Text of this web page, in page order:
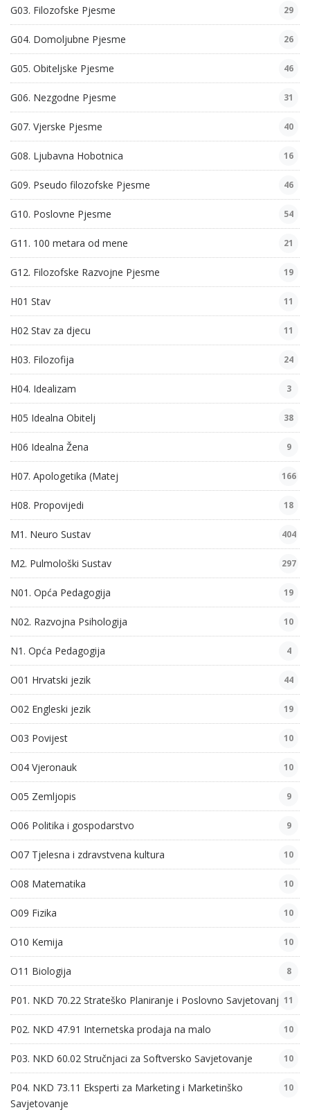
G03. Filozofske Pjesme 29
G04. Domoljubne Pjesme 26
G05. Obiteljske Pjesme 46
G06. Nezgodne Pjesme 31
G07. Vjerske Pjesme 40
G08. Ljubavna Hobotnica 16
G09. Pseudo filozofske Pjesme 46
G10. Poslovne Pjesme 54
G11. 100 metara od mene 21
G12. Filozofske Razvojne Pjesme 19
H01 Stav 11
H02 Stav za djecu 11
H03. Filozofija 24
H04. Idealizam 3
H05 Idealna Obitelj 38
H06 Idealna Žena 9
H07. Apologetika (Matej 166
H08. Propovijedi 18
M1. Neuro Sustav 404
M2. Pulmološki Sustav 297
N01. Opća Pedagogija 19
N02. Razvojna Psihologija 10
N1. Opća Pedagogija 4
O01 Hrvatski jezik 44
O02 Engleski jezik 19
O03 Povijest 10
O04 Vjeronauk 10
O05 Zemljopis 9
O06 Politika i gospodarstvo 9
O07 Tjelesna i zdravstvena kultura 10
O08 Matematika 10
O09 Fizika 10
O10 Kemija 10
O11 Biologija 8
P01. NKD 70.22 Strateško Planiranje i Poslovno Savjetovanje11
P02. NKD 47.91 Internetska prodaja na malo 10
P03. NKD 60.02 Stručnjaci za Softversko Savjetovanje 10
P04. NKD 73.11 Eksperti za Marketing i Marketinško
Savjetovanje
10